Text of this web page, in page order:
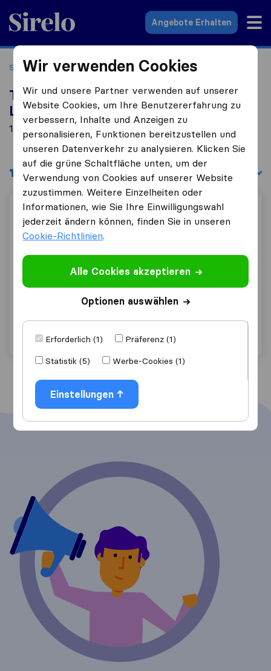
Sirelo.at
Angebote Erhalten
Startseite Umzugsfirmen Umzugsfirmen Lustenau
Top 10 Umzugs​unternehmen in
Lustenau
1 Umzugs​unternehmen gefunden in Lustenau
Filter Sortieren nach:
Scheffknecht Transporte
21
Scheffknecht Transporte
Angebot anfordern
Wir verwenden Cookies
Wir und unsere Partner verwenden auf unserer
Website Cookies, um Ihre Benutzererfahrung zu
verbessern, Inhalte und Anzeigen zu
personalisieren, Funktionen bereitzustellen und
unseren Datenverkehr zu analysieren. Klicken Sie
auf die grüne Schaltfläche unten, um der
Verwendung von Cookies auf unserer Website
zuzustimmen. Weitere Einzelheiten oder
Informationen, wie Sie Ihre Einwilligungswahl
jederzeit ändern können, finden Sie in unseren
Cookie-Richtlinien.
Alle Cookies akzeptieren
Optionen auswählen
Erforderlich (1)
Präferenz (1)
Statistik (5)
Werbe-Cookies (1)
Einstellungen